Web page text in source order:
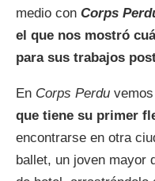
medio con Corps
el que nos mostró
para sus trabajos
En Corps Perdu
que tiene su primer
encontrarse en otra
ballet, un joven mayor